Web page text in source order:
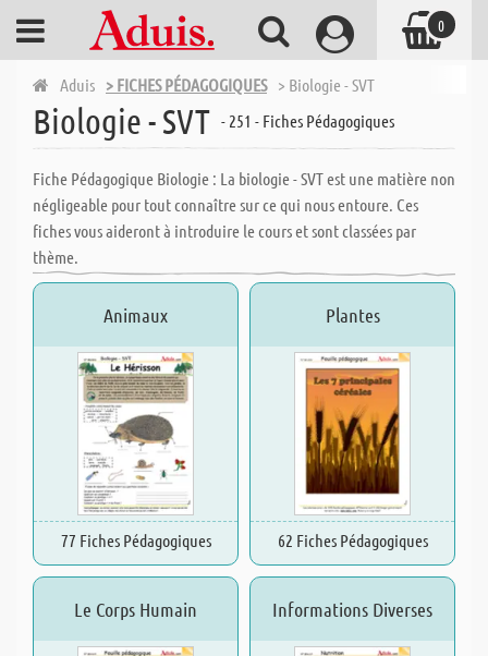
Aduis > FICHES PÉDAGOGIQUES > Biologie - SVT
Biologie - SVT - 251 - Fiches Pédagogiques
Fiche Pédagogique Biologie : La biologie - SVT est une matière non
négligeable pour tout connaître sur ce qui nous entoure. Ces
fiches vous aideront à introduire le cours et sont classées par
thème.
Animaux
77 Fiches Pédagogiques
Plantes
62 Fiches Pédagogiques
Le Corps Humain Informations Diverses
0